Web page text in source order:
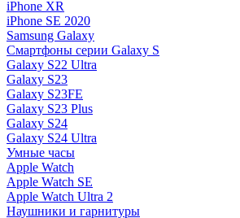
iPhone XR
iPhone SE 2020
Samsung Galaxy
Смартфоны серии Galaxy S
Galaxy S22 Ultra
Galaxy S23
Galaxy S23FE
Galaxy S23 Plus
Galaxy S24
Galaxy S24 Ultra
Умные часы
Apple Watch
Apple Watch SE
Apple Watch Ultra 2
Наушники и гарнитуры